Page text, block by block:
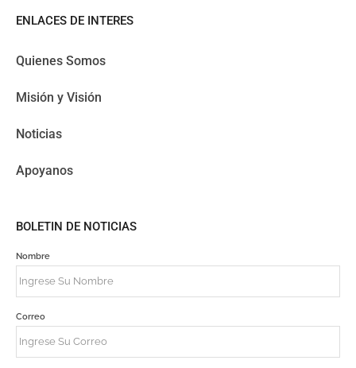
ENLACES DE INTERES
Quienes Somos
Misión y Visión
Noticias
Apoyanos
BOLETIN DE NOTICIAS
Nombre
Correo